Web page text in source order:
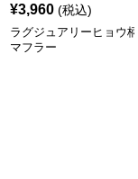
¥3,960 (税込)
ラグジュアリーヒョウ柄
マフラー